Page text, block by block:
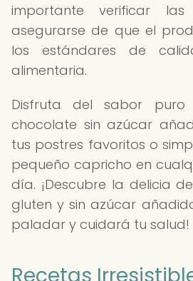
importante verificar
asegurarse de que el
los estándares de
alimentaria.
Disfruta del sabor
chocolate sin azúcar
tus postres favoritos o
pequeño capricho en
día. ¡Descubre la delicia
gluten y sin azúcar
paladar y cuidará tu salud!